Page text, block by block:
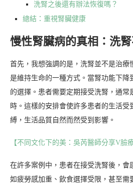
洗腎之後還有辦法恢復嗎？
總結：重視腎臟健康
慢性腎臟病的真相：洗
首先，我想強調的是，洗腎並不是治療
是維持生命的一種方式。當腎功能下降
的選擇。患者需要定期接受洗腎，通常
時。這樣的安排會使許多患者的生活受
縛，生活品質自然而然受到影響。
【不同文化下的美：吳芮醫師分享V臉
在許多案例中，患者在接受洗腎後，會
如疲勞感加重、飲食選擇受限，甚至需